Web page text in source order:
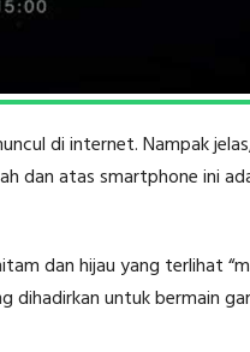
di internet. Nampak
dan atas smartphone ini
dan hijau yang terlihat
untuk bermain